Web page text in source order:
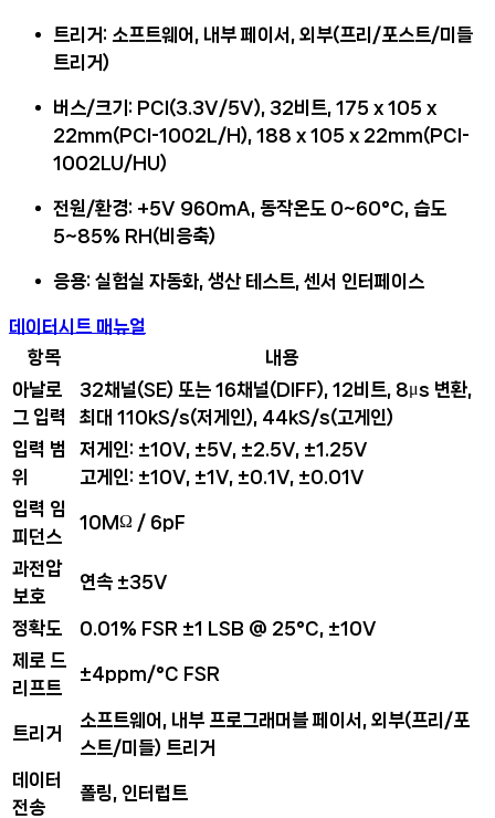
트리거 : 소프트웨어, 내부 페이서, 외부(프리/포스트/미들
트리거)
버스/크기 : PCI(3.3V/5V), 32비트, 175 x 105 x
22mm(PCI-1002L/H), 188 x 105 x 22mm(PCI-
1002LU/HU)
전원/환경: +5V 960mA, 동작온도 0~60°C, 습도
5~85% RH(비응축)
응용: 실험실 자동화, 생산 테스트, 센서 인터페이스
데이터시트 매뉴얼
항목
내용
아날로
그 입력
32채널(SE) 또는 16채널(DIFF), 12비트, 8μs 변환,
최대 110kS/s(저게인), 44kS/s(고게인)
입력 범
위
저게인: ±10V, ±5V, ±2.5V, ±1.25V
고게인: ±10V, ±1V, ±0.1V, ±0.01V
입력 임
피던스
10MΩ / 6pF
과전압
보호
연속 ±35V
정확도
0.01% FSR ±1 LSB @ 25°C, ±10V
제로 드
리프트
±4ppm/°C FSR
트리거
소프트웨어, 내부 프로그래머블 페이서, 외부(프리/포
스트/미들) 트리거
데이터
전송
폴링, 인터럽트